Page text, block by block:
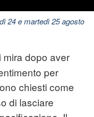
24 e martedì 25 agosto
dopo aver
per
chiesti come
di lasciare